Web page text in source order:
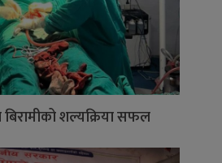
शल्यक्रिया सफल